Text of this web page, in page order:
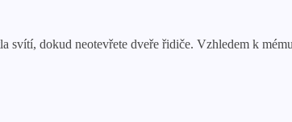
svítí, dokud neotevřete dveře řidiče. Vzhledem k